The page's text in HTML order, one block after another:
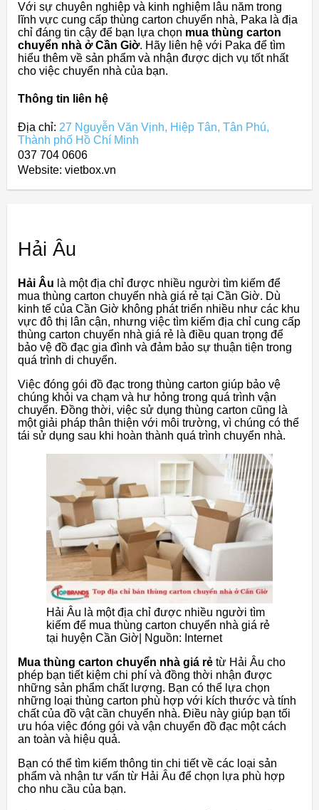
Với sự chuyên nghiệp và kinh nghiệm lâu năm trong
lĩnh vực cung cấp thùng carton chuyển nhà, Paka là địa
chỉ đáng tin cậy để bạn lựa chọn mua thùng carton
chuyển nhà ở Cần Giờ. Hãy liên hệ với Paka để tìm
hiểu thêm về sản phẩm và nhận được dịch vụ tốt nhất
cho việc chuyển nhà của bạn.
Thông tin liên hệ
Địa chỉ: 27 Nguyễn Văn Vịnh, Hiệp Tân, Tân Phú,
Thành phố Hồ Chí Minh
037 704 0606
Website: vietbox.vn
Hải Âu
Hải Âu là một địa chỉ được nhiều người tìm kiếm để
mua thùng carton chuyển nhà giá rẻ tại Cần Giờ. Dù
kinh tế của Cần Giờ không phát triển nhiều như các khu
vực đô thị lân cận, nhưng việc tìm kiếm địa chỉ cung cấp
thùng carton chuyển nhà giá rẻ là điều quan trọng để
bảo vệ đồ đạc gia đình và đảm bảo sự thuận tiện trong
quá trình di chuyển.
Việc đóng gói đồ đạc trong thùng carton giúp bảo vệ
chúng khỏi va chạm và hư hỏng trong quá trình vận
chuyển. Đồng thời, việc sử dụng thùng carton cũng là
một giải pháp thân thiện với môi trường, vì chúng có thể
tái sử dụng sau khi hoàn thành quá trình chuyển nhà.
Hải Âu là một địa chỉ được nhiều người tìm
kiếm để mua thùng carton chuyển nhà giá rẻ
tại huyện Cần Giờ| Nguồn: Internet
Mua thùng carton chuyển nhà giá rẻ từ Hải Âu cho
phép bạn tiết kiệm chi phí và đồng thời nhận được
những sản phẩm chất lượng. Bạn có thể lựa chọn
những loại thùng carton phù hợp với kích thước và tính
chất của đồ vật cần chuyển nhà. Điều này giúp bạn tối
ưu hóa việc đóng gói và vận chuyển đồ đạc một cách
an toàn và hiệu quả.
Bạn có thể tìm kiếm thông tin chi tiết về các loại sản
phẩm và nhận tư vấn từ Hải Âu để chọn lựa phù hợp
cho nhu cầu của bạn.